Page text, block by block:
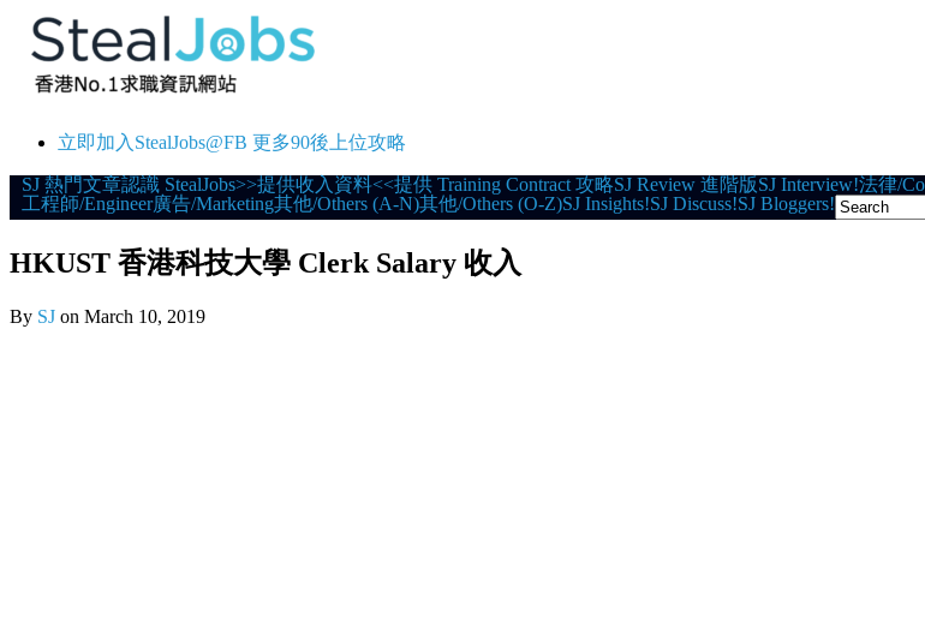
立即加入StealJobs@FB 更多90後上位攻略
Skip
to
SJ 熱門文章認識 StealJobs>>提供收入資料<<提供 Training Contract 攻略SJ Review 進階版SJ Interview!法律/
工程師/Engineer廣告/Marketing其他/Others (A-N)其他/Others (O-Z)SJ Insights!SJ Discuss!SJ Bloggers!
HKUST 香港科技大學 Clerk Salary 收入
By SJ on March 10, 2019